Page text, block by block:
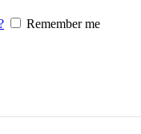
Remember me